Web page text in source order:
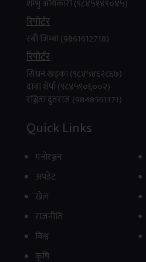
शम्भु अधिकारी (९८४५१४९०४५)
रिपाेर्टर
रबी जिम्बा (9861612718)
रिपाेर्टर
सिम्रन खड्का (९८४५४६२८६७)
दावा शेर्पा (९८४५९०६००२)
रञ्जिता दुतराज (9848561171)
Quick Links
मनाेरञ्जन
अपडेट
खेल
राजनीति
विश्व
कृषि